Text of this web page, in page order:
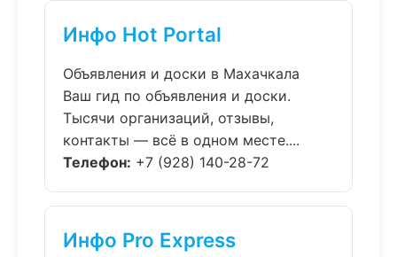
Инфо Hot Portal
Объявления и доски в Махачкала
Ваш гид по объявления и доски.
Тысячи организаций, отзывы,
контакты — всё в одном месте....
Телефон: +7 (928) 140-28-72
Инфо Pro Express